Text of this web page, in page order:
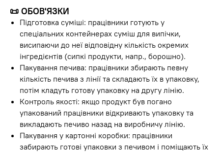
📜 ОБОВ'ЯЗКИ
Підготовка суміші: працівники готують у
спеціальних контейнерах суміш для випічки,
висипаючи до неї відповідну кількість окремих
інгредієнтів (сипкі продукти, напр., борошно).
Пакування печива: працівники збирають певну
кількість печива з лінії та складають їх в упаковку,
потім кладуть готову упаковку на другу лінію.
Контроль якості: якщо продукт був погано
упакований працівники відкривають упаковку та
викладають печиво назад на виробничу лінію.
Пакування у картонні коробки: працівники
забирають готові упаковки з печивом і поміщають їх